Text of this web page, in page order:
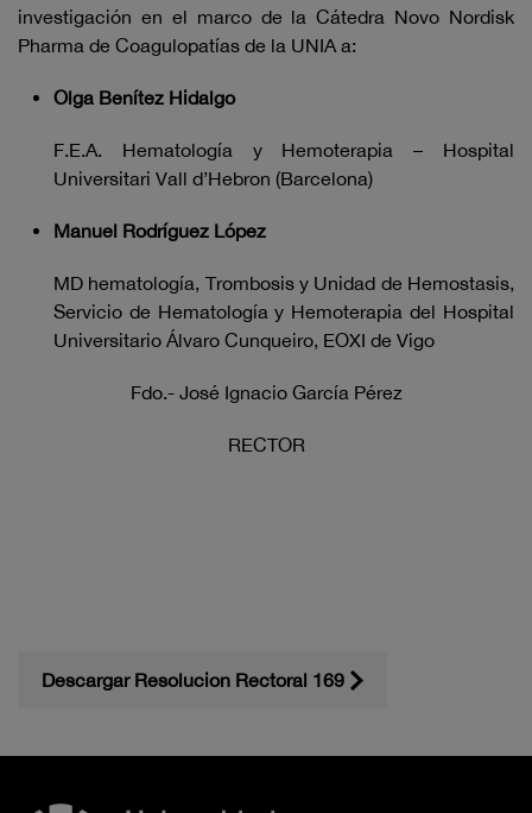
investigación en el marco de la Cátedra Novo Nordisk
Pharma de Coagulopatías de la UNIA a:
Olga Benítez Hidalgo
F.E.A. Hematología y Hemoterapia – Hospital
Universitari Vall d’Hebron (Barcelona)
Manuel Rodríguez López
MD hematología, Trombosis y Unidad de Hemostasis,
Servicio de Hematología y Hemoterapia del Hospital
Universitario Álvaro Cunqueiro, EOXI de Vigo
Fdo.- José Ignacio García Pérez
RECTOR
Descargar Resolucion Rectoral 169